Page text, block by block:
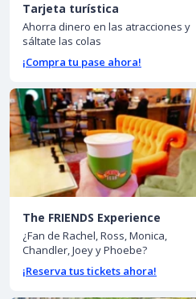
Tarjeta turística
Ahorra dinero en las atracciones y
sáltate las colas
¡Compra tu pase ahora!
The FRIENDS Experience
¿Fan de Rachel, Ross, Monica,
Chandler, Joey y Phoebe?
¡Reserva tus tickets ahora!